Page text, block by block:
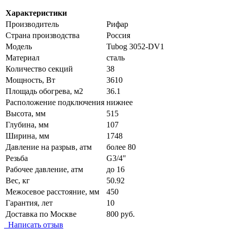
Характеристики
Производитель
Рифар
Страна производства
Россия
Модель
Tubog 3052-DV1
Материал
сталь
Количество секций
38
Мощность, Вт
3610
Площадь обогрева, м2
36.1
Расположение подключения нижнее
Высота, мм
515
Глубина, мм
107
Ширина, мм
1748
Давление на разрыв, атм
более 80
Резьба
G3/4"
Рабочее давление, атм
до 16
Вес, кг
50.92
Межосевое расстояние, мм
450
Гарантия, лет
10
Доставка по Москве
800 руб.
Написать отзыв